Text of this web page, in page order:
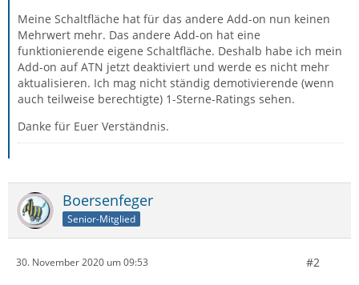
Meine Schaltfläche hat für das andere Add-on nun keinen
Mehrwert mehr. Das andere Add-on hat eine
funktionierende eigene Schaltfläche. Deshalb habe ich mein
Add-on auf ATN jetzt deaktiviert und werde es nicht mehr
aktualisieren. Ich mag nicht ständig demotivierende (wenn
auch teilweise berechtigte) 1-Sterne-Ratings sehen.
Danke für Euer Verständnis.
Boersenfeger
Senior-Mitglied
30. November 2020 um 09:53 #2